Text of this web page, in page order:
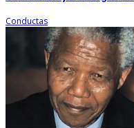
Conductas